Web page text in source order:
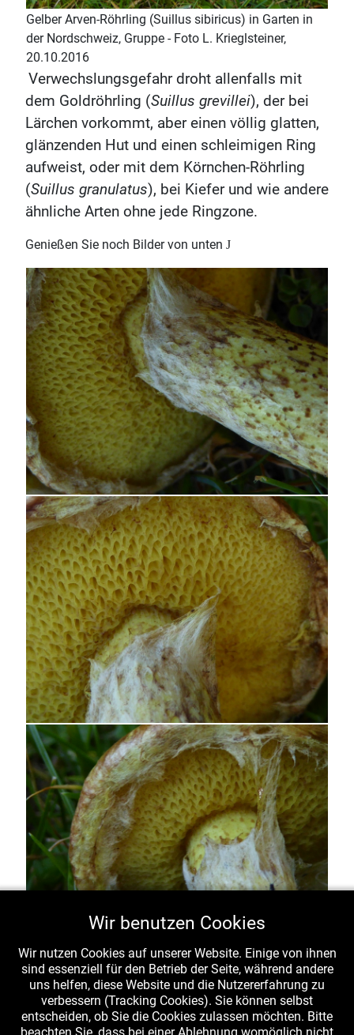
Gelber Arven-Röhrling (Suillus sibiricus) in Garten in
der Nordschweiz, Gruppe - Foto L. Krieglsteiner,
20.10.2016
Verwechslungsgefahr droht allenfalls mit
dem Goldröhrling (Suillus grevillei), der bei
Lärchen vorkommt, aber einen völlig glatten,
glänzenden Hut und einen schleimigen Ring
aufweist, oder mit dem Körnchen-Röhrling
(Suillus granulatus), bei Kiefer und wie andere
ähnliche Arten ohne jede Ringzone.
Genießen Sie noch Bilder von unten J
Sibirischer Röhrling (Suillus sibiricusvar.helveticus),
Ansichten von unten, fotographiert am 20.10.2016 in
Garten in der Nordschweiz unter Arve (Pinus cembra),
Foto L. Krieglsteiner. Zu sehen sind neben den Röhren
Wir benutzen Cookies
Wir nutzen Cookies auf unserer Website. Einige von ihnen
sind essenziell für den Betrieb der Seite, während andere
uns helfen, diese Website und die Nutzererfahrung zu
verbessern (Tracking Cookies). Sie können selbst
entscheiden, ob Sie die Cookies zulassen möchten. Bitte